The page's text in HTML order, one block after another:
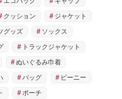
クッション ジャケット
グッズ ソックス
トラックジャケット
ぬいぐるみ巾着
バッグ ビーニー
ポーチ